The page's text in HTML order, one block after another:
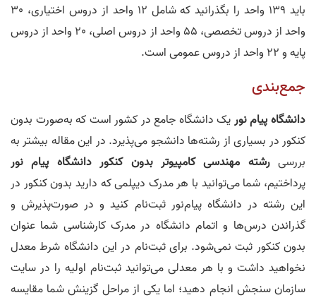
باید 139 واحد را بگذرانید که شامل 12 واحد از دروس اختیاری، 30
واحد از دروس تخصصی، 55 واحد از دروس اصلی، 20 واحد از دروس
پایه و 22 واحد از دروس عمومی است.
جمع‌بندی
دانشگاه پیام‌ نوریک دانشگاه جامع در کشور است که به‌صورت بدون
کنکور در بسیاری از رشته‌ها دانشجو می‌پذیرد. در این مقاله بیشتر به
بررسیرشته مهندسی کامپیوتر بدون کنکور دانشگاه پیام‌ نور
پرداختیم، شما می‌توانید با هر مدرک دیپلمی که دارید بدون کنکور در
این رشته در دانشگاه پیام‌نور ثبت‌نام کنید و در صورت‌پذیرش و
گذراندن درس‌ها و اتمام دانشگاه در مدرک کارشناسی شما عنوان
بدون کنکور ثبت نمی‌شود. برای ثبت‌نام در این دانشگاه شرط معدل
نخواهید داشت و با هر معدلی می‌توانید ثبت‌نام اولیه را در سایت
سازمان سنجش انجام دهید؛ اما یکی از مراحل گزینش شما مقایسه